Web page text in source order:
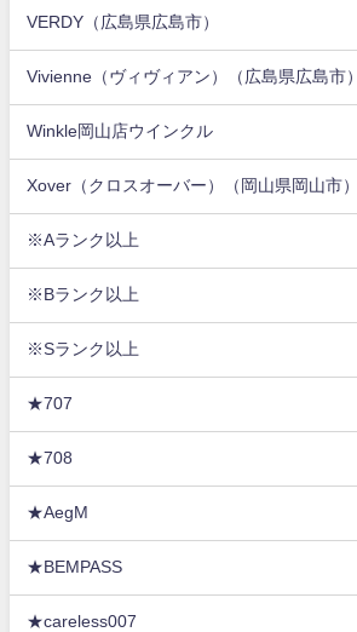
VERDY（広島県広島市）
Vivienne（ヴィヴィアン）（広島県広島市）
Winkle岡山店ウインクル
Xover（クロスオーバー）（岡山県岡山市）
※Aランク以上
※Bランク以上
※Sランク以上
★707
★708
★AegM
★BEMPASS
★careless007